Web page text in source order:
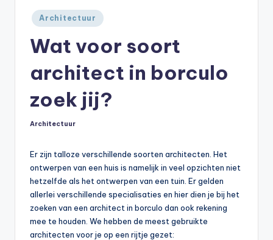
Geplaatst
in
Architectuur
Wat voor soort
architect in borculo
zoek jij?
Geplaatst
Architectuur
Er zijn talloze verschillende soorten architecten. Het
ontwerpen van een huis is namelijk in veel opzichten niet
hetzelfde als het ontwerpen van een tuin. Er gelden
allerlei verschillende specialisaties en hier dien je bij het
zoeken van een architect in borculo dan ook rekening
mee te houden. We hebben de meest gebruikte
architecten voor je op een rijtje gezet: